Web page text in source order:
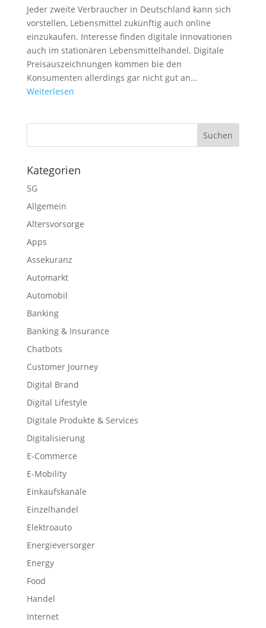
Jeder zweite Verbraucher in Deutschland kann sich
vorstellen, Lebensmittel zukünftig auch online
einzukaufen. Interesse finden digitale Innovationen
auch im stationären Lebensmittelhandel. Digitale
Preisauszeichnungen kommen bie den
Konsumenten allerdings gar nicht gut an…
Weiterlesen
Kategorien
5G
Allgemein
Altersvorsorge
Apps
Assekuranz
Automarkt
Automobil
Banking
Banking & Insurance
Chatbots
Customer Journey
Digital Brand
Digital Lifestyle
Digitale Produkte & Services
Digitalisierung
E-Commerce
E-Mobility
Einkaufskanäle
Einzelhandel
Elektroauto
Energieversorger
Energy
Food
Handel
Internet